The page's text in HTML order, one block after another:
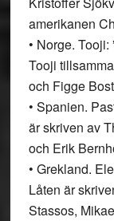
amerikanen
• Norge.
Tooji
och Figge
• Spanien.
är skriven av
och Erik
• Grekland.
Låten är
Stassos,